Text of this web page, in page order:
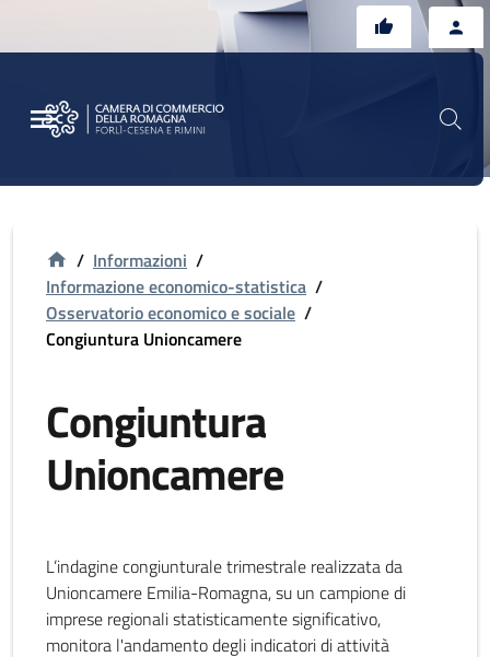
/ Informazioni /
Informazione economico-statistica /
Osservatorio economico e sociale /
Congiuntura Unioncamere
Congiuntura
Unioncamere
L’indagine congiunturale trimestrale realizzata da
Unioncamere Emilia-Romagna, su un campione di
imprese regionali statisticamente significativo,
monitora l'andamento degli indicatori di attività